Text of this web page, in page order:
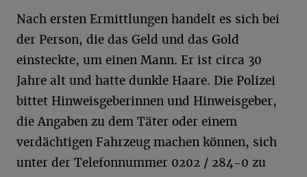
Nach ersten Ermittlungen handelt es sich bei
der Person, die das Geld und das Gold
einsteckte, um einen Mann. Er ist circa 30
Jahre alt und hatte dunkle Haare. Die Polizei
bittet Hinweisgeberinnen und Hinweisgeber,
die Angaben zu dem Täter oder einem
verdächtigen Fahrzeug machen können, sich
unter der Telefonnummer 0202 / 284-0 zu